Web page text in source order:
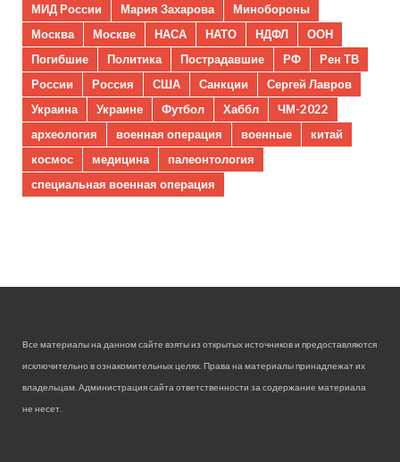
МИД России
Мария Захарова
Минобороны
Москва
Москве НАСА НАТО НДФЛ
ООН
Погибшие
Политика Пострадавшие РФ
Рен ТВ
России
Россия США Санкции
Сергей Лавров
Украина
Украине Футбол Хаббл
ЧМ-2022
археология
военная операция военные
китай
космос
медицина
палеонтология
специальная военная операция
Все материалы на данном сайте взяты из открытых источников и предоставляются
исключительно в ознакомительных целях. Права на материалы принадлежат их
владельцам. Администрация сайта ответственности за содержание материала
не несет.